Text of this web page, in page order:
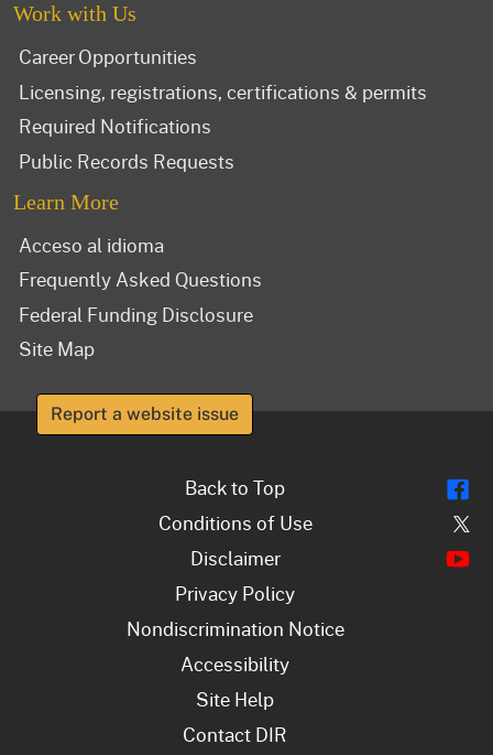
Work with Us
Career Opportunities
Licensing, registrations, certifications & permits
Required Notifications
Public Records Requests
Learn More
Acceso al idioma
Frequently Asked Questions
Federal Funding Disclosure
Site Map
Report a website issue
Back to Top
Conditions of Use
Disclaimer
Privacy Policy
Nondiscrimination Notice
Accessibility
Site Help
Contact DIR